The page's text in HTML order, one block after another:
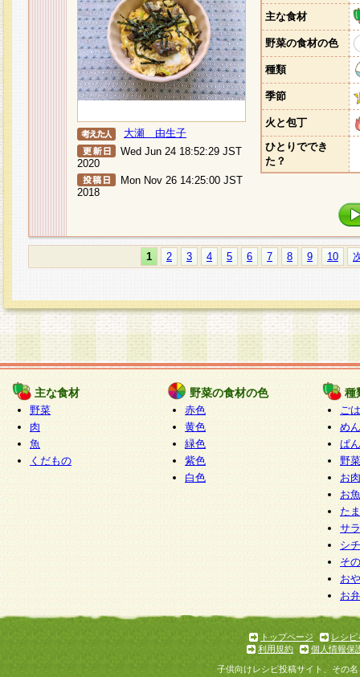
大瀬 由生子
Wed Jun 24 18:52:29 JST
2020
Mon Nov 26 14:25:00 JST
2018
主な食材
野菜の食材の色
種類
季節
火と包丁
ひとりででき
た？
1 2 3 4 5 6 7 8 9 10
主な食材
野菜
肉
魚
くだもの
野菜の食材の色
赤色
黄色
緑色
紫色
白色
種
ご
めん
ぱん
野
お
お
た
サ
シ
そ
お
お
トップページ
レシピ
利用規約
個人情報保
子供向けレシピ投稿サイト、その